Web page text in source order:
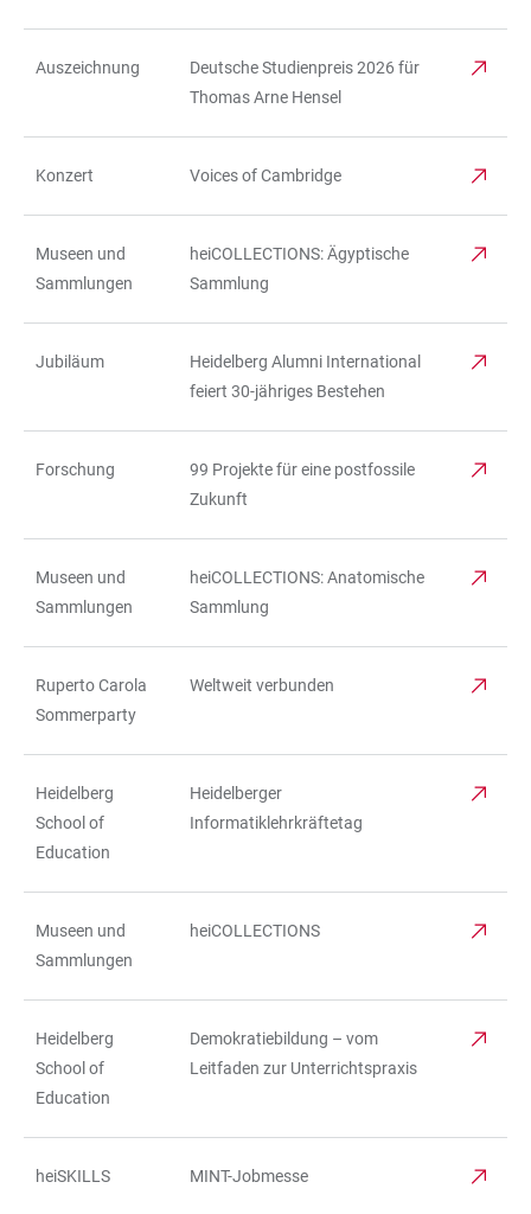
Auszeichnung
Deutsche Studienpreis 2026 für
Thomas Arne Hensel
Konzert Voices of Cambridge
Museen und
Sammlungen
heiCOLLECTIONS: Ägyptische
Sammlung
Jubiläum
Heidelberg Alumni International
feiert 30-jähriges Bestehen
Forschung
99 Projekte für eine postfossile
Zukunft
Museen und
Sammlungen
heiCOLLECTIONS: Anatomische
Sammlung
Ruperto Carola
Sommerparty
Weltweit verbunden
Heidelberg
School of
Education
Heidelberger
Informatiklehrkräftetag
Museen und
Sammlungen
heiCOLLECTIONS
Heidelberg
School of
Education
Demokratiebildung – vom
Leitfaden zur Unterrichtspraxis
heiSKILLS MINT-Jobmesse